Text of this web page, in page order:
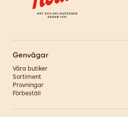
Genvägar
Våra butiker
Sortiment
Provningar
Förbeställ